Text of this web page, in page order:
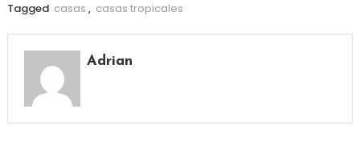
Tagged casas , casas tropicales
Adrian